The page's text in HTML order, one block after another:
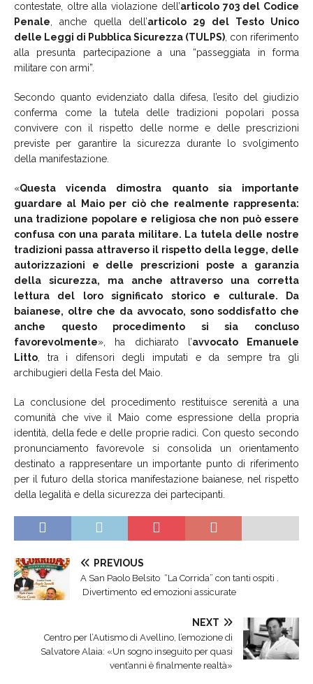
contestate, oltre alla violazione dell’articolo 703 del Codice
Penale, anche quella dell’articolo 29 del Testo Unico
delle Leggi di Pubblica Sicurezza (TULPS), con riferimento
alla presunta partecipazione a una “passeggiata in forma
militare con armi”.
Secondo quanto evidenziato dalla difesa, l’esito del giudizio
conferma come la tutela delle tradizioni popolari possa
convivere con il rispetto delle norme e delle prescrizioni
previste per garantire la sicurezza durante lo svolgimento
della manifestazione.
«Questa vicenda dimostra quanto sia importante
guardare al Maio per ciò che realmente rappresenta:
una tradizione popolare e religiosa che non può essere
confusa con una parata militare. La tutela delle nostre
tradizioni passa attraverso il rispetto della legge, delle
autorizzazioni e delle prescrizioni poste a garanzia
della sicurezza, ma anche attraverso una corretta
lettura del loro significato storico e culturale. Da
baianese, oltre che da avvocato, sono soddisfatto che
anche questo procedimento si sia concluso
favorevolmente», ha dichiarato l’avvocato Emanuele
Litto, tra i difensori degli imputati e da sempre tra gli
archibugieri della Festa del Maio.
La conclusione del procedimento restituisce serenità a una
comunità che vive il Maio come espressione della propria
identità, della fede e delle proprie radici. Con questo secondo
pronunciamento favorevole si consolida un orientamento
destinato a rappresentare un importante punto di riferimento
per il futuro della storica manifestazione baianese, nel rispetto
della legalità e della sicurezza dei partecipanti.
PREVIOUS
A San Paolo Belsito “La Corrida” con tanti ospiti .
Divertimento ed emozioni assicurate
NEXT
Centro per l’Autismo di Avellino, l’emozione di
Salvatore Alaia: «Un sogno inseguito per quasi
vent’anni è finalmente realtà»